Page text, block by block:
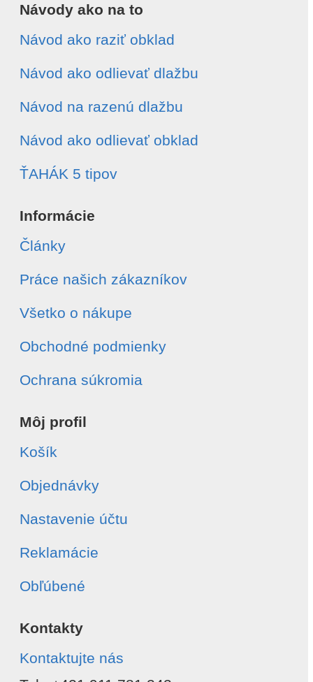
Návody ako na to
Návod ako raziť obklad
Návod ako odlievať dlažbu
Návod na razenú dlažbu
Návod ako odlievať obklad
ŤAHÁK 5 tipov
Informácie
Články
Práce našich zákazníkov
Všetko o nákupe
Obchodné podmienky
Ochrana súkromia
Môj profil
Košík
Objednávky
Nastavenie účtu
Reklamácie
Obľúbené
Kontakty
Kontaktujte nás